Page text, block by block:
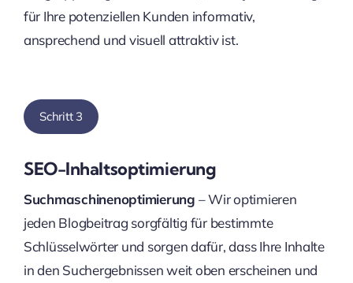
für Ihre potenziellen Kunden informativ,
ansprechend und visuell attraktiv ist.
Schritt 3
SEO-Inhaltsoptimierung
Suchmaschinenoptimierung – Wir optimieren
jeden Blogbeitrag sorgfältig für bestimmte
Schlüsselwörter und sorgen dafür, dass Ihre Inhalte
in den Suchergebnissen weit oben erscheinen und